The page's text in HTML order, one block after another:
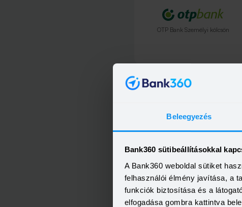
Beleegyezés
Bank360 sütibeállításokkal
A Bank360 weboldal sütiket
felhasználói élmény javítása, a
funkciók biztosítása és a
elfogadása gombra kattintva
OTP Bank Személyi kölcsön
OTP Otthon Személyi Kölcsön